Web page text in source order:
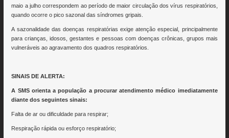
maio a julho correspondem ao período de maior circulação dos vírus respiratórios,
quando ocorre o pico sazonal das síndromes gripais.
A sazonalidade das doenças respiratórias exige atenção especial, principalmente
para crianças, idosos, gestantes e pessoas com doenças crônicas, grupos mais
vulneráveis ao agravamento dos quadros respiratórios.
SINAIS DE ALERTA:
A SMS orienta a população a procurar atendimento médico imediatamente
diante dos seguintes sinais:
Falta de ar ou dificuldade para respirar;
Respiração rápida ou esforço respiratório;